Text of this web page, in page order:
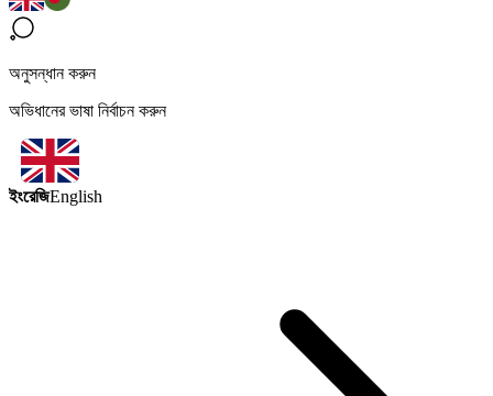
অনুসন্ধান করুন
অভিধানের ভাষা নির্বাচন করুন
ইংরেজিEnglish